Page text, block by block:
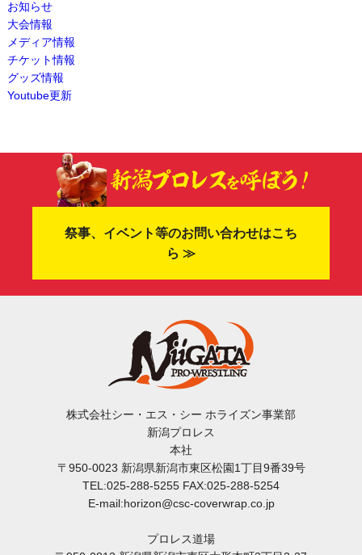
お知らせ
大会情報
メディア情報
チケット情報
グッズ情報
Youtube更新
祭事、イベント等のお問い合わせはこち
ら ≫
株式会社シー・エス・シー ホライズン事業部
新潟プロレス
本社
〒950-0023 新潟県新潟市東区松園1丁目9番39号
TEL:025-288-5255 FAX:025-288-5254
E-mail:horizon@csc-coverwrap.co.jp
プロレス道場